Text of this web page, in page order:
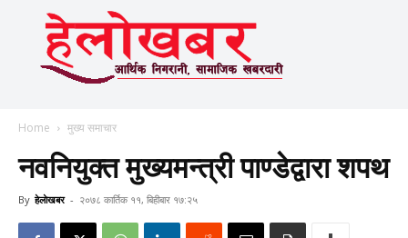
Home मुख्य समाचार
नवनियुक्त मुख्यमन्त्री पाण्डेद्वारा शपथ
By हेलाेखबर - २०७८ कार्तिक ११, बिहीबार १७:२५